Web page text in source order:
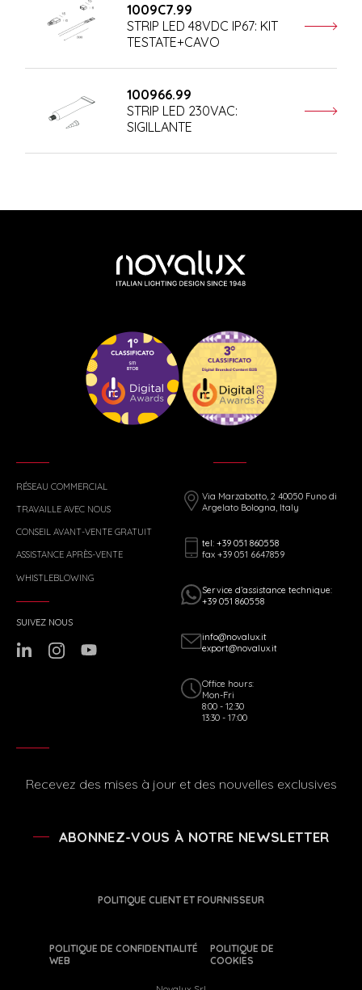
1009C7.99
STRIP LED 48VDC IP67: KIT
TESTATE+CAVO
100966.99
STRIP LED 230VAC:
SIGILLANTE
RÉSEAU COMMERCIAL
TRAVAILLE AVEC NOUS
CONSEIL AVANT-VENTE GRATUIT
ASSISTANCE APRÈS-VENTE
WHISTLEBLOWING
Via Marzabotto, 2 40050 Funo di
Argelato Bologna, Italy
tel: +39 051 860558
fax +39 051 6647859
Service d’assistance technique:
+39 051 860558
info@novalux.it
export@novalux.it
Office hours:
Mon-Fri
8:00 - 12:30
13:30 - 17:00
SUIVEZ NOUS
Recevez des mises à jour et des nouvelles exclusives
ABONNEZ-VOUS À NOTRE NEWSLETTER
POLITIQUE CLIENT ET FOURNISSEUR
POLITIQUE DE CONFIDENTIALITÉ
WEB
POLITIQUE DE
COOKIES